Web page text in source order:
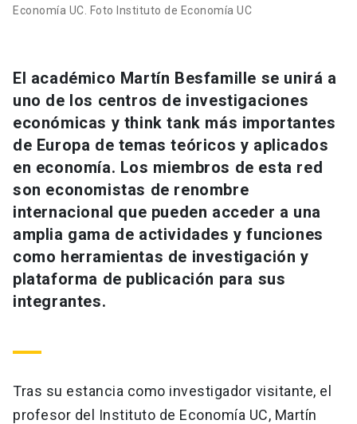
Economía UC. Foto Instituto de Economía UC
El académico Martín Besfamille se unirá a
uno de los centros de investigaciones
económicas y think tank más importantes
de Europa de temas teóricos y aplicados
en economía. Los miembros de esta red
son economistas de renombre
internacional que pueden acceder a una
amplia gama de actividades y funciones
como herramientas de investigación y
plataforma de publicación para sus
integrantes.
Tras su estancia como investigador visitante, el
profesor del Instituto de Economía UC, Martín